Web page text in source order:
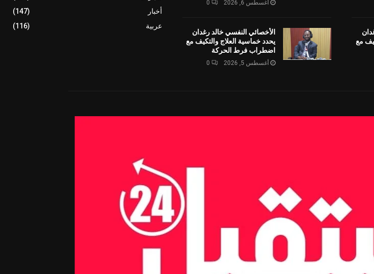
مع
أغسطس 6, 2026 0
الأخصائي النفسي خالد رغدان
يحدد خماسية العلاج والتكيف مع
اضطراب فرط الحركة
أغسطس 5, 2026 0
أخبار
(147)
عربية
(116)